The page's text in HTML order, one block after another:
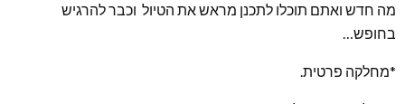
מה חדש ואתם תוכלו לתכנן מראש את הטיול וכבר להרגיש
בחופש…
*מחלקה פרטית.